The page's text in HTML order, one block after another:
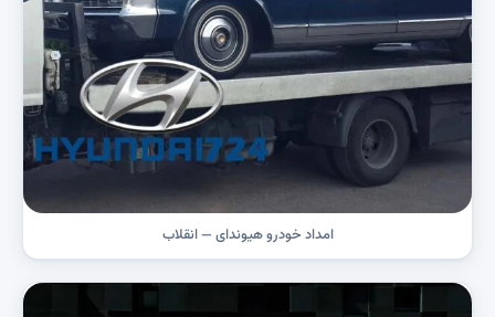
امداد خودرو هیوندای — انقلاب